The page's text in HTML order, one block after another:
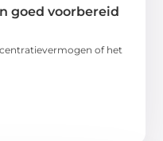
goed voorbereid
of het